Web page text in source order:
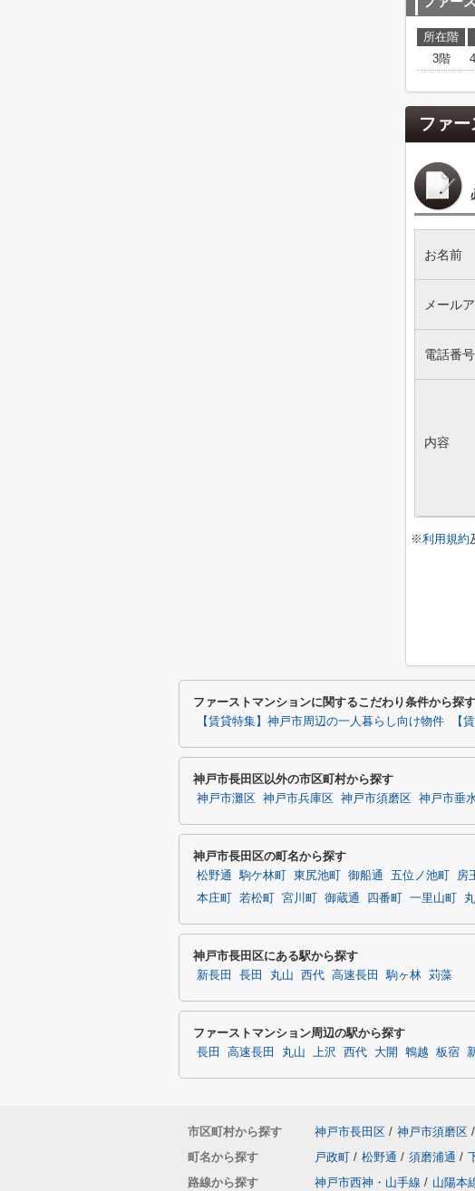
所在階
3階
ファ
お名前
メール
電話番号
内容
※利用規約
ファーストマンションに関するこだわり条件から探す
【賃貸特集】神戸市周辺の一人暮らし向け物件 【
神戸市長田区以外の市区町村から探す
神戸市灘区 神戸市兵庫区 神戸市須磨区 神戸市垂
神戸市長田区の町名から探す
松野通 駒ケ林町 東尻池町 御船通 五位ノ池町 房
本庄町
若松町 宮川町 御蔵通 四番町 一里山町
神戸市長田区にある駅から探す
新長田 長田 丸山 西代 高速長田 駒ヶ林 苅藻
ファーストマンション周辺の駅から探す
長田 高速長田 丸山 上沢 西代 大開 鵯越 板宿
市区町村から探す 神戸市長田区 / 神戸市須磨区 /
町名から探す
戸政町 / 松野通 / 須磨浦通 /
路線から探す
神戸市西神・山手線 / 山陽本